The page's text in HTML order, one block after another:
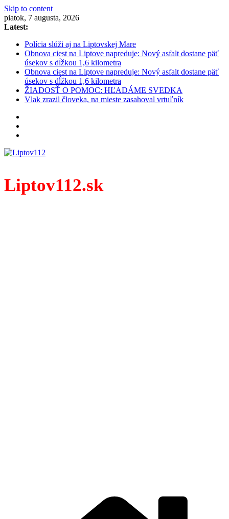
Skip to content
piatok, 7 augusta, 2026
Latest:
Polícia slúži aj na Liptovskej Mare
Obnova ciest na Liptove napreduje: Nový asfalt dostane päť
úsekov s dĺžkou 1,6 kilometra
Obnova ciest na Liptove napreduje: Nový asfalt dostane päť
úsekov s dĺžkou 1,6 kilometra
ŽIADOSŤ O POMOC: HĽADÁME SVEDKA
Vlak zrazil človeka, na mieste zasahoval vrtuľník
Liptov112.sk